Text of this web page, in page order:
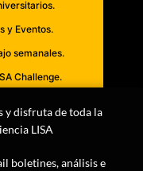
y Eventos.
semanales.
Challenge.
y disfruta de toda la
LISA
boletines, análisis e